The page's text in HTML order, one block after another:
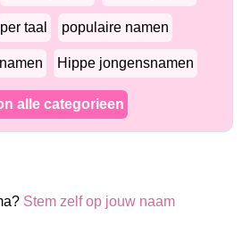
per taal populaire namen
Hippe jongensnamen
alle categorieen
Stem zelf op jouw naam